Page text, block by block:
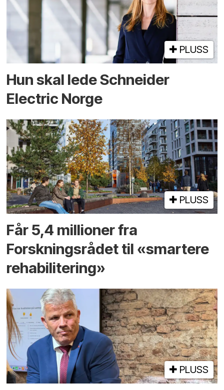
PLUSS
Hun skal lede Schneider
Electric Norge
PLUSS
Får 5,4 millioner fra
Forskningsrådet til «smartere
rehabilitering»
PLUSS